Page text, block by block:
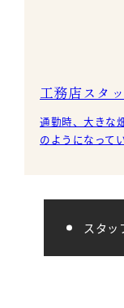
工務店スタ
通勤時、大きな畑の脇道
のようになって
スタッ